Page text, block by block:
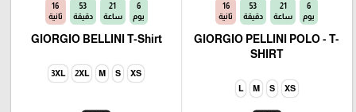
6
يوم
21
ساعة
53
دقيقة
14
ثانية
GIORGIO PELLINI POLO - T-
SHIRT
XS
S
M
L
6
يوم
21
ساعة
53
دقيقة
14
ثانية
GIORGIO BELLINI T-Shirt
XS
S
M
2XL
3XL